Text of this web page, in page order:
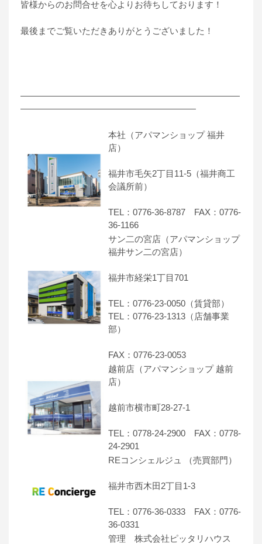
皆様からのお問合せを心よりお待ちしております！
最後までご覧いただきありがとうございました！
―――――――――――――――――――――――――
――――――――――――――――――――
本社（アパマンショップ 福井
店）
福井市毛矢2丁目11-5（福井商工
会議所前）
TEL：0776-36-8787 FAX：0776-
36-1166
サン二の宮店（アパマンショップ
福井サン二の宮店）
福井市経栄1丁目701
TEL：0776-23-0050（賃貸部）
TEL：0776-23-1313（店舗事業
部）
FAX：0776-23-0053
越前店（アパマンショップ 越前
店）
越前市横市町28-27-1
TEL：0778-24-2900 FAX：0778-
24-2901
REコンシェルジュ （売買部門）
福井市西木田2丁目1-3
TEL：0776-36-0333 FAX：0776-
36-0331
管理 株式会社ピッタリハウス